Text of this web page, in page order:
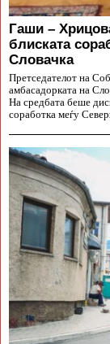
Гаши –
блиската
Словачка
Претседателот на
амбасадорката на
На средбата беше
соработка меѓу